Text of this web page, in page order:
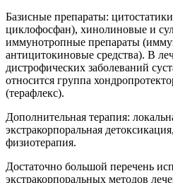
Базисные препараты: цитостатики
циклофосфан), хинолиновые и
иммунотропные препараты
антицитокиновые средства). В
дистрофических заболеваний
относится группа
(терафлекс).
Дополнительная терапия:
экстракорпоральная
физиотерапия.
Достаточно большой перечень
экстракорпоральных методов